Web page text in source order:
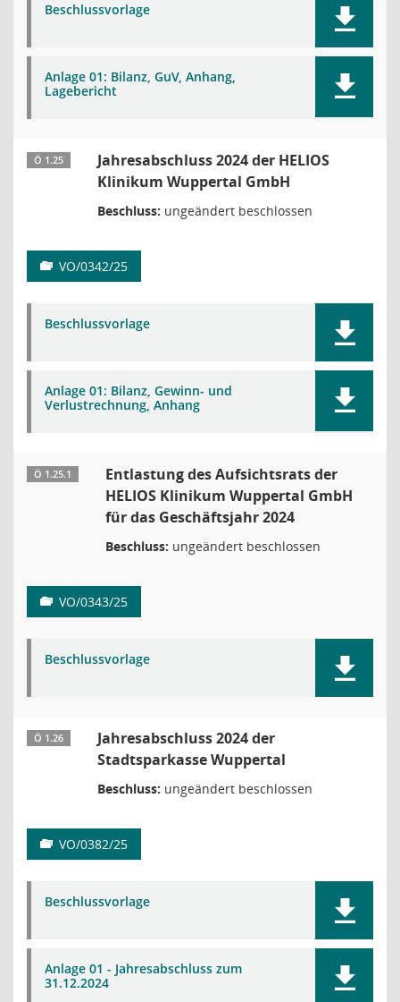
Beschlussvorlage
Anlage 01: Bilanz, GuV, Anhang,
Lagebericht
Ö 1.25
Jahresabschluss 2024 der HELIOS
Klinikum Wuppertal GmbH
Beschluss: ungeändert beschlossen
VO/0342/25
Beschlussvorlage
Anlage 01: Bilanz, Gewinn- und
Verlustrechnung, Anhang
Ö 1.25.1
Entlastung des Aufsichtsrats der
HELIOS Klinikum Wuppertal GmbH
für das Geschäftsjahr 2024
Beschluss: ungeändert beschlossen
VO/0343/25
Beschlussvorlage
Ö 1.26
Jahresabschluss 2024 der
Stadtsparkasse Wuppertal
Beschluss: ungeändert beschlossen
VO/0382/25
Beschlussvorlage
Anlage 01 - Jahresabschluss zum
31.12.2024